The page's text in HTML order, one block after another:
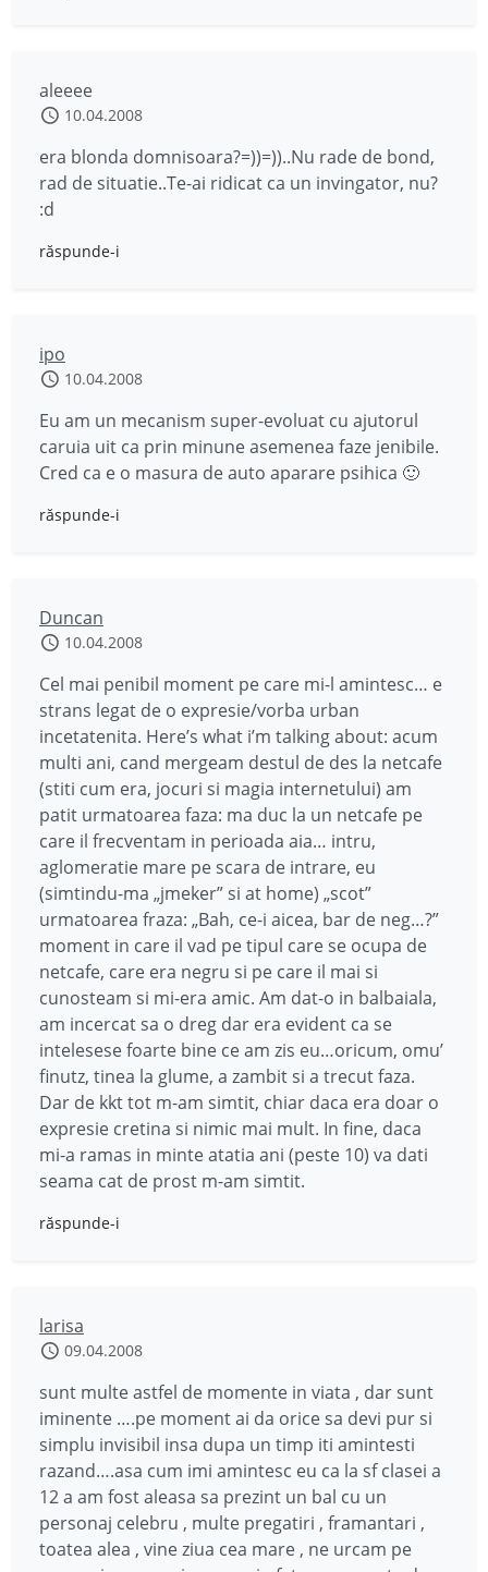
aleeee
10.04.2008
era blonda domnisoara?=))=))..Nu rade de bond,
rad de situatie..Te-ai ridicat ca un invingator, nu?
:d
răspunde-i
ipo
10.04.2008
Eu am un mecanism super-evoluat cu ajutorul
caruia uit ca prin minune asemenea faze jenibile.
Cred ca e o masura de auto aparare psihica 🙂
răspunde-i
Duncan
10.04.2008
Cel mai penibil moment pe care mi-l amintesc… e
strans legat de o expresie/vorba urban
incetatenita. Here’s what i’m talking about: acum
multi ani, cand mergeam destul de des la netcafe
(stiti cum era, jocuri si magia internetului) am
patit urmatoarea faza: ma duc la un netcafe pe
care il frecventam in perioada aia… intru,
aglomeratie mare pe scara de intrare, eu
(simtindu-ma „jmeker” si at home) „scot”
urmatoarea fraza: „Bah, ce-i aicea, bar de neg…?”
moment in care il vad pe tipul care se ocupa de
netcafe, care era negru si pe care il mai si
cunosteam si mi-era amic. Am dat-o in balbaiala,
am incercat sa o dreg dar era evident ca se
intelesese foarte bine ce am zis eu…oricum, omu’
finutz, tinea la glume, a zambit si a trecut faza.
Dar de kkt tot m-am simtit, chiar daca era doar o
expresie cretina si nimic mai mult. In fine, daca
mi-a ramas in minte atatia ani (peste 10) va dati
seama cat de prost m-am simtit.
răspunde-i
larisa
09.04.2008
sunt multe astfel de momente in viata , dar sunt
iminente ….pe moment ai da orice sa devi pur si
simplu invisibil insa dupa un timp iti amintesti
razand….asa cum imi amintesc eu ca la sf clasei a
12 a am fost aleasa sa prezint un bal cu un
personaj celebru , multe pregatiri , framantari ,
toatea alea , vine ziua cea mare , ne urcam pe